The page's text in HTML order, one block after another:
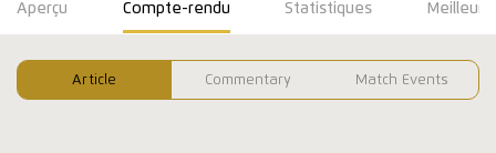
Aperçu Compte-rendu Statistiques
Article Commentary Match Events